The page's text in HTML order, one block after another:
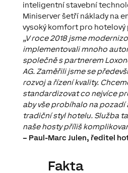
inteligentní stavební
Miniserver šetří náklady na
vysoký komfort pro hotelový
„V roce 2018 jsme
implementovali mnoho
společně s partnerem
AG. Zaměřili jsme se
rozvoj a řízení kvality.
standardizovat co nejvíce
aby vše probíhalo na pozadí
tradiční styl hotelu. Služba
naše hosty příliš
– Paul-Marc Julen, ředitel
Fakta